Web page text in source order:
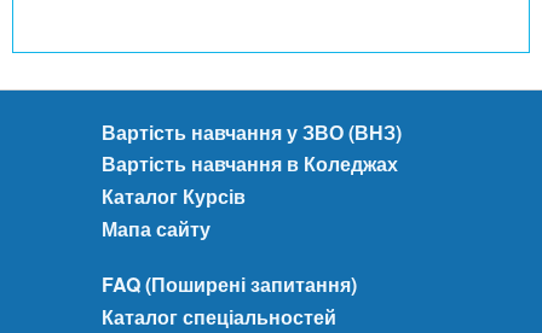
Вартість навчання у ЗВО (ВНЗ)
Вартість навчання в Коледжах
Каталог Курсів
Мапа сайту
FAQ (Поширені запитання)
Каталог спеціальностей